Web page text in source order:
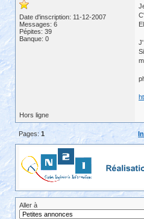
Date d'inscription: 11-12-2007
Messages: 6
Pépites: 39
Banque: 0
Hors ligne
Pages:1
Aller à